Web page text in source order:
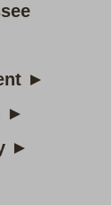
►
►
►